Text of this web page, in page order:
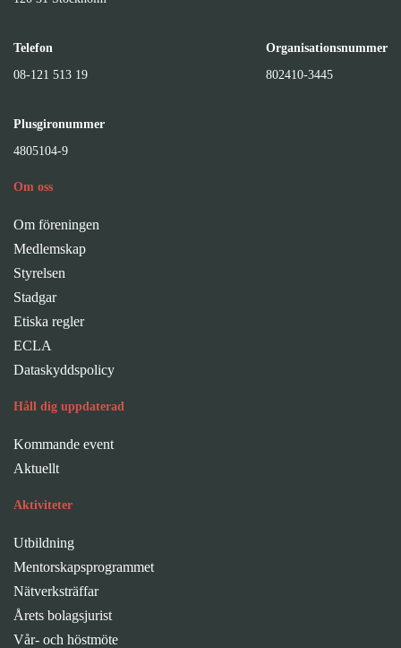
Telefon
08-121 513 19
Organisationsnummer
802410-3445
Plusgironummer
4805104-9
Om oss
Om föreningen
Medlemskap
Styrelsen
Stadgar
Etiska regler
ECLA
Dataskyddspolicy
Håll dig uppdaterad
Kommande event
Aktuellt
Aktiviteter
Utbildning
Mentorskapsprogrammet
Nätverksträffar
Årets bolagsjurist
Vår- och höstmöte